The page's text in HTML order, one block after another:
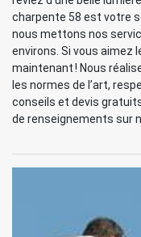
charpente 58 est votre
nous mettons nos
environs. Si vous aimez
maintenant ! Nous
les normes de l’art,
conseils et devis
de renseignements sur